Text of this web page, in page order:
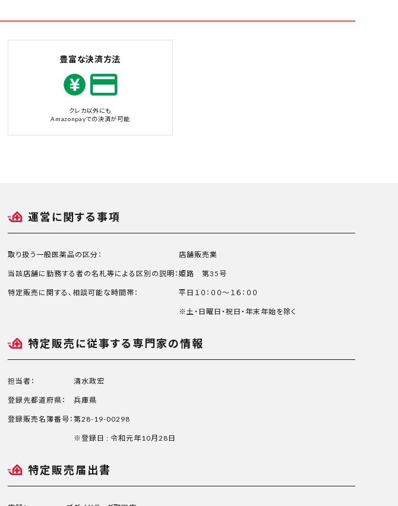
豊富な決済方法
クレカ以外にも
Amazonpayでの決済が可能
運営に関する事項
取り扱う一般医薬品の区分： 店舗販売業
当該店舗に勤務する者の名札等による区別の説明： 姫路 第35号
特定販売に関する、相談可能な時間帯： 平日１０：００～１６：００
※土・日曜日・祝日・年末年始を除く
特定販売に従事する専門家の情報
担当者： 清水政宏
登録先都道府県： 兵庫県
登録販売名簿番号： 第28-19-00298
※登録日 : 令和元年10月28日
特定販売届出書